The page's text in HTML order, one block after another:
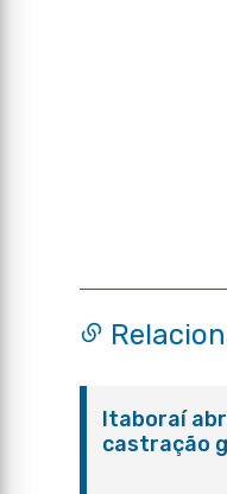
Itaboraí
castração